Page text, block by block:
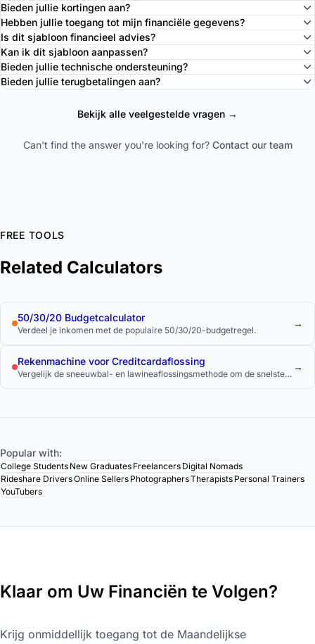
Bieden jullie kortingen aan?
Hebben jullie toegang tot mijn financiële gegevens?
Is dit sjabloon financieel advies?
Kan ik dit sjabloon aanpassen?
Bieden jullie technische ondersteuning?
Bieden jullie terugbetalingen aan?
Bekijk alle veelgestelde vragen →
Can't find the answer you're looking for? Contact our team
FREE TOOLS
Related Calculators
50/30/20 Budgetcalculator
Verdeel je inkomen met de populaire 50/30/20-budgetregel.
→
Rekenmachine voor Creditcardaflossing
Vergelijk de sneeuwbal- en lawineaflossingsmethode om de snelste
→
Popular with:
College Students New Graduates Freelancers Digital Nomads
Rideshare DriversOnline Sellers PhotographersTherapists Personal Trainers
YouTubers
Klaar om Uw Financiën te Volgen?
Krijg onmiddellijk toegang tot de Maandelijkse